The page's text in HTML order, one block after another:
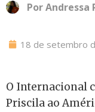
PorAndressa
18 de setembro
O Internacional
Priscila ao